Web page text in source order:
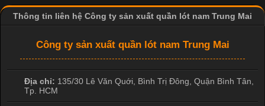
Thông tin liên hệ Công ty sản xuất quần lót nam Trung Mai
Công ty sản xuất quần lót nam Trung Mai
Địa chỉ: 135/30 Lê Văn Quới, Bình Trị Đông, Quận Bình Tân,
Tp. HCM